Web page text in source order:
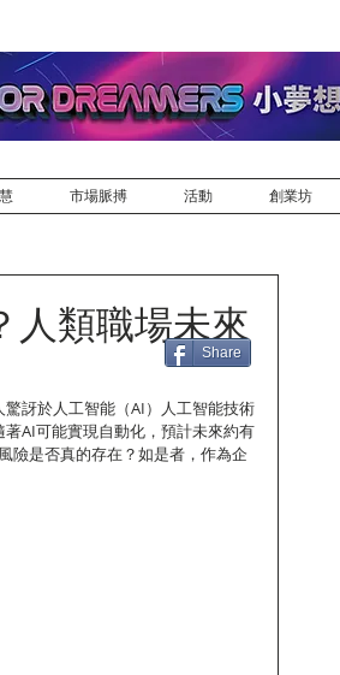
市場脈搏 活動 創業坊
人類職場未來
訝於人工智能（AI）人工智能技術
AI可能實現自動化，預計未來約有
險是否真的存在？如是者，作為企
Share